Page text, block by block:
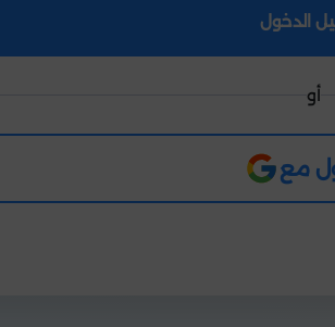
الدخول
أو
مع